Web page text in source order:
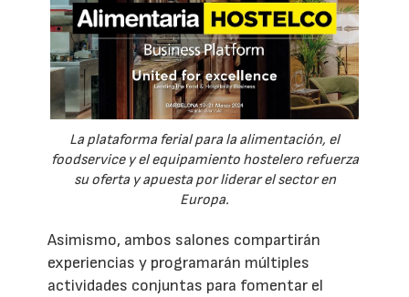
La plataforma ferial para la alimentación, el
foodservice y el equipamiento hostelero refuerza
su oferta y apuesta por liderar el sector en
Europa.
Asimismo, ambos salones compartirán
experiencias y programarán múltiples
actividades conjuntas para fomentar el